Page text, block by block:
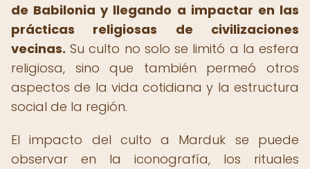
de Babilonia y llegando a impactar en las
prácticas religiosas de civilizaciones
vecinas. Su culto no solo se limitó a la esfera
religiosa, sino que también permeó otros
aspectos de la vida cotidiana y la estructura
social de la región.
El impacto del culto a Marduk se puede
observar en la iconografía, los rituales